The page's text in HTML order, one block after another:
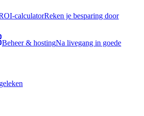
calculatorReken je besparing door
Beheer & hostingNa livegang in goede